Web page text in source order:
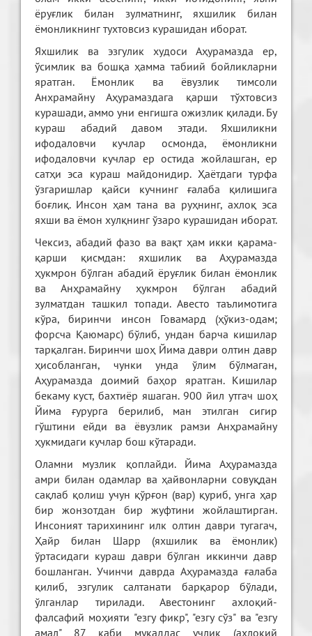
ёруғлик билан зулматнинг, яхшилик билан
ёмонликнинг тухтовсиз курашидан иборат.
Яхшилик ва эзгулик худоси Аҳурамазда ер,
ўсимлик ва бошқа ҳамма табиий бойликларни
яратган. Ёмонлик ва ёвузлик тимсоли
Анхрамайну Аҳурамаздага қарши тўхтовсиз
курашади, аммо уни енгишга ожизлик қилади. Бу
кураш абадий давом этади. Яхшиликни
ифодаловчи кучлар осмонда, ёмонликни
ифодаловчи кучлар ер остида жойлашган, ер
сатҳи эса кураш майдонидир. Ҳаётдаги турфа
ўзгаришлар қайси кучнинг ғалаба қилишига
боғлиқ. Инсон ҳам тана ва руҳнинг, ахлоқ эса
яхши ва ёмон хулқнинг ўзаро курашидан иборат.
Чексиз, абадий фазо ва вақт ҳам икки қарама-
қарши қисмдан: яхшилик ва Аҳурамазда
ҳукмрон бўлган абадий ёруғлик билан ёмонлик
ва Анҳрамайну ҳукмрон бўлган абадий
зулматдан ташкил топади. Авесто таълимотига
кўра, биринчи инсон Говамард (ҳўкиз-одам;
форсча Қаюмарс) бўлиб, ундан барча кишилар
тарқалган. Биринчи шоҳ Йима даври олтин давр
ҳисобланган, чунки унда ўлим бўлмаган,
Аҳурамазда доимий баҳор яратган. Кишилар
бекаму куст, бахтиёр яшаган. 900 йил утгач шоҳ
Йима ғурурга берилиб, ман этилган сигир
гўштини ейди ва ёвузлик рамзи Анҳрамайну
ҳукмидаги кучлар бош кўтаради.
Оламни музлик қоплайди. Йима Аҳурамазда
амри билан одамлар ва ҳайвонларни совуқдан
сақлаб қолиш учун қўрғон (вар) қуриб, унга ҳар
бир жонзотдан бир жуфтини жойлаштирган.
Инсоният тарихининг илк олтин даври тугагач,
Ҳайр билан Шарр (яхшилик ва ёмонлик)
ўртасидаги кураш даври бўлган иккинчи давр
бошланган. Учинчи даврда Аҳурамазда ғалаба
қилиб, эзгулик салтанати барқарор бўлади,
ўлганлар тирилади. Авестонинг ахлоқий-
фалсафий моҳияти "езгу фикр", "езгу сўз" ва "езгу
амал" 87 каби муқаддас учлик (ахлоқий